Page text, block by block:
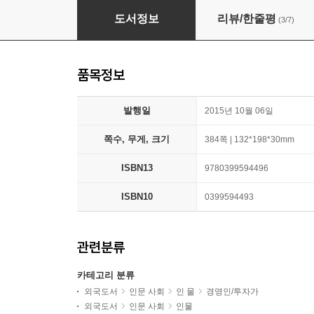
Trump: The Art of the Deal
도서정보 리뷰/한줄평 (3/7)
품목정보
발행일 2015년 10월 06일
쪽수, 무게, 크기 384쪽 | 132*198*30mm
ISBN13 9780399594496
ISBN10 0399594493
관련분류
카테고리 분류
외국도서 인문 사회 인 물
경영인/투자가
외국도서
인문 사회
인물